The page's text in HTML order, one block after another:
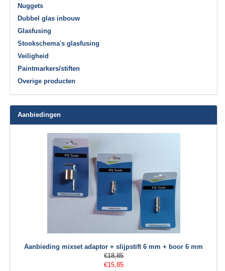
Nuggets
Dubbel glas inbouw
Glasfusing
Stookschema's glasfusing
Veiligheid
Paintmarkers/stiften
Overige producten
Aanbiedingen
Aanbieding mixset adaptor + slijpstift 6 mm + boor 6 mm
€18,85
€15,85